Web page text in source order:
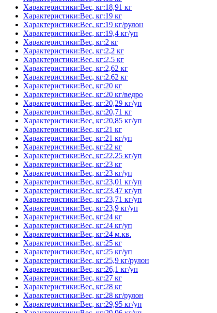
Характеристики:Вес, кг:18,91 кг
Характеристики:Вес, кг:19 кг
Характеристики:Вес, кг:19 кг/рулон
Характеристики:Вес, кг:19,4 кг/уп
Характеристики:Вес, кг:2 кг
Характеристики:Вес, кг:2,2 кг
Характеристики:Вес, кг:2,5 кг
Характеристики:Вес, кг:2,62 кг
Характеристики:Вес, кг:2.62 кг
Характеристики:Вес, кг:20 кг
Характеристики:Вес, кг:20 кг/ведро
Характеристики:Вес, кг:20,29 кг/уп
Характеристики:Вес, кг:20,71 кг
Характеристики:Вес, кг:20,85 кг/уп
Характеристики:Вес, кг:21 кг
Характеристики:Вес, кг:21 кг/уп
Характеристики:Вес, кг:22 кг
Характеристики:Вес, кг:22,25 кг/уп
Характеристики:Вес, кг:23 кг
Характеристики:Вес, кг:23 кг/уп
Характеристики:Вес, кг:23,01 кг/уп
Характеристики:Вес, кг:23,47 кг/уп
Характеристики:Вес, кг:23,71 кг/уп
Характеристики:Вес, кг:23,9 кг/уп
Характеристики:Вес, кг:24 кг
Характеристики:Вес, кг:24 кг/уп
Характеристики:Вес, кг:24 м.кв.
Характеристики:Вес, кг:25 кг
Характеристики:Вес, кг:25 кг/уп
Характеристики:Вес, кг:25,9 кг/рулон
Характеристики:Вес, кг:26,1 кг/уп
Характеристики:Вес, кг:27 кг
Характеристики:Вес, кг:28 кг
Характеристики:Вес, кг:28 кг/рулон
Характеристики:Вес, кг:29,95 кг/уп